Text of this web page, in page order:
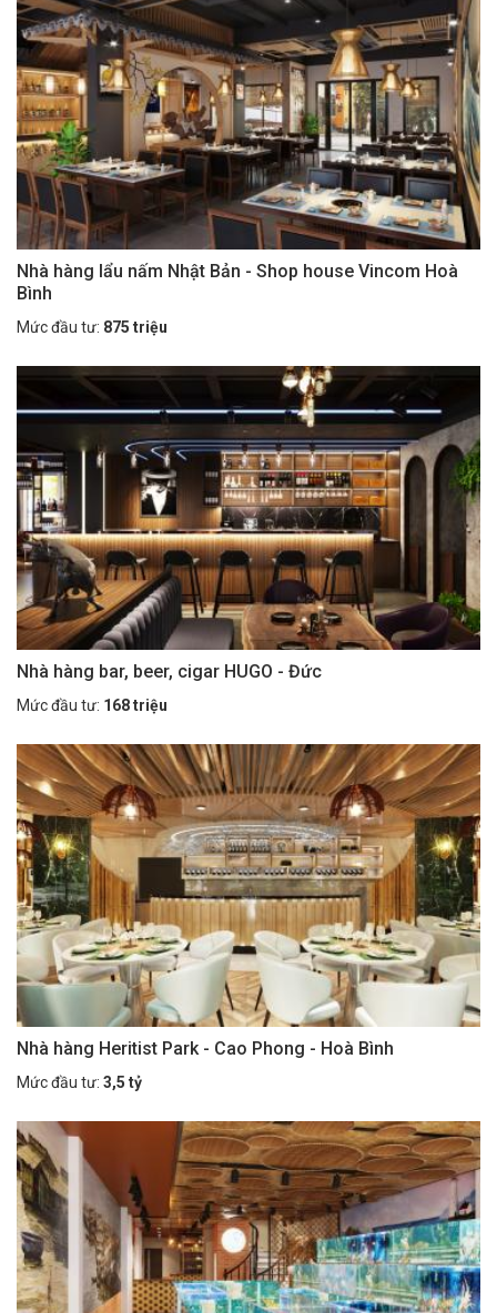
Nhà hàng lẩu nấm Nhật Bản - Shop house Vincom Hoà
Bình
Mức đầu tư: 875 triệu
Nhà hàng bar, beer, cigar HUGO - Đức
Mức đầu tư: 168 triệu
Nhà hàng Heritist Park - Cao Phong - Hoà Bình
Mức đầu tư: 3,5 tỷ